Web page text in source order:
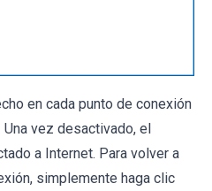
en cada punto de conexión
Una vez desactivado, el
a Internet. Para volver a
simplemente haga clic